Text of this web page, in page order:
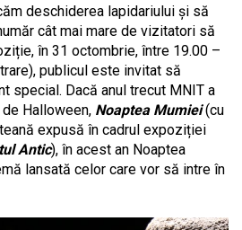
deschiderea lapidariului și să
cât mai mare de vizitatori să
în 31 octombrie, între 19.00 –
publicul este invitat să
special. Dacă anul trecut MNIT a
Halloween, Noaptea Mumiei(cu
expusă în cadrul expoziției
Antic), în acest an Noaptea
lansată celor care vor să intre în